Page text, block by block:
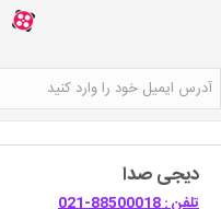
دیجی صدا
تلفن : 88500018-021